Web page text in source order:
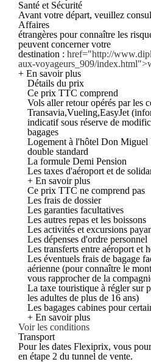
Santé et Sécurité
Avant votre départ, veuillez
Affaires
étrangères pour connaître les
peuvent concerner votre
destination : href="http://
aux-voyageurs_909/
+ En savoir plus
Détails du prix
Ce prix TTC comprend
Vols aller retour opérés par les
Transavia,Vueling,EasyJet
indicatif sous réserve de
bagages
Logement à l'hôtel Don Miguel
double standard
La formule Demi Pension
Les taxes d'aéroport et de
+ En savoir plus
Ce prix TTC ne comprend pas
Les frais de dossier
Les garanties facultatives
Les autres repas et les boissons
Les activités et excursions
Les dépenses d'ordre personnel
Les transferts entre aéroport et
Les éventuels frais de bagage
aérienne (pour connaître le
vous rapprocher de la
La taxe touristique à régler sur
les adultes de plus de 16 ans)
Les bagages cabines pour
+ En savoir plus
Voir les conditions
Transport
Pour les dates Flexiprix, vous
en étape 2 du tunnel de vente.